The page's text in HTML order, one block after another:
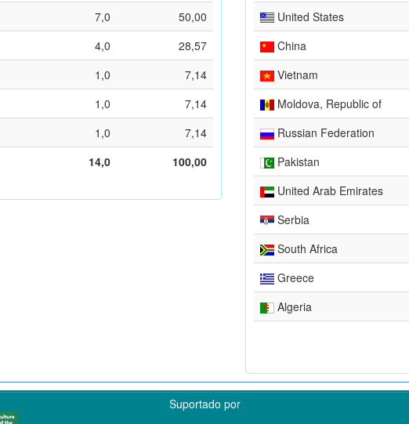
7,0
50,00
4,0
28,57
1,0
7,14
1,0
7,14
1,0
7,14
14,0
100,00
United States
China
Vietnam
Moldova, Republic of
Russian Federation
Pakistan
United Arab Emirates
Serbia
South Africa
Greece
Algeria
Suportado por